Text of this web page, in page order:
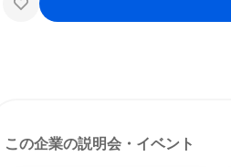
この企業の説明会・イベント